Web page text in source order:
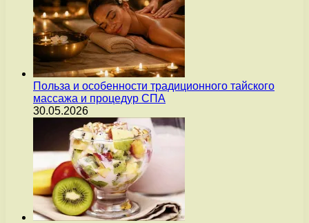
Польза и особенности традиционного тайского
массажа и процедур СПА
30.05.2026